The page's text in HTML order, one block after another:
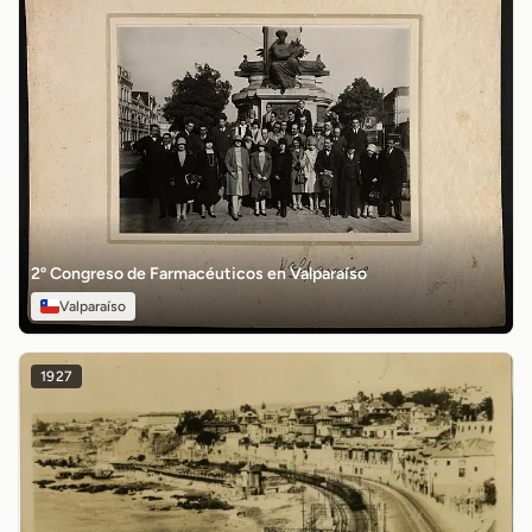
2º Congreso de Farmacéuticos en Valparaíso
Valparaíso
1927